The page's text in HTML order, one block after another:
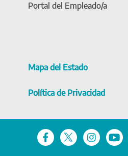
Portal del Empleado/a
Mapa del Estado
Política de Privacidad